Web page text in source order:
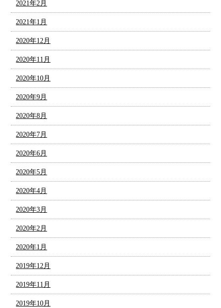
2021年2月
2021年1月
2020年12月
2020年11月
2020年10月
2020年9月
2020年8月
2020年7月
2020年6月
2020年5月
2020年4月
2020年3月
2020年2月
2020年1月
2019年12月
2019年11月
2019年10月